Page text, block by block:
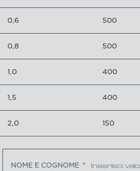
0,6 500
0,8 500
1,0 400
1,5 400
2,0 150
NOME E COGNOME